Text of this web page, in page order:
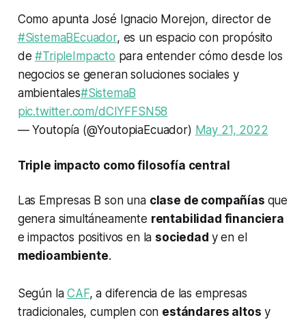
Como apunta José Ignacio Morejon, director de
#SistemaBEcuador, es un espacio con propósito
de#TripleImpacto para entender cómo desde los
negocios se generan soluciones sociales y
ambientales#SistemaB
pic.twitter.com/dCIYFFSN58
— Youtopía (@YoutopiaEcuador) May 21, 2022
Triple impacto como filosofía central
Las Empresas B son una clase de compañías que
genera simultáneamente rentabilidad financiera
e impactos positivos en la sociedad y en el
medioambiente.
Según laCAF, a diferencia de las empresas
tradicionales, cumplen con estándares altos y